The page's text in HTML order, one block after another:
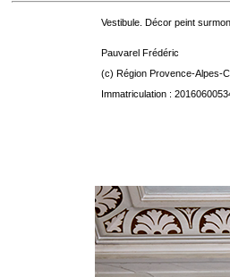
Vestibule. Décor peint
Pauvarel Frédéric
(c) Région Provence-Alpes-
Immatriculation :